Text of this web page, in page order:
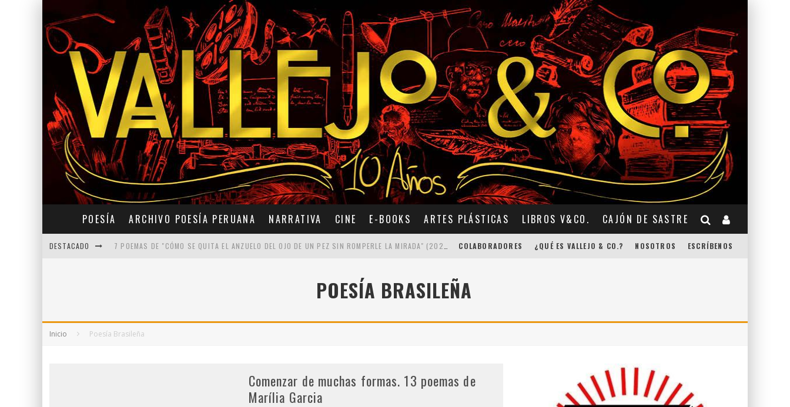
POESÍA ARCHIVO POESÍA PERUANA NARRATIVA CINE E-BOOKS ARTES PLÁSTICAS LIBROS V&CO. CAJÓN DE SASTRE
DESTACADO COLABORADORES ¿QUÉ ES VALLEJO & CO.? NOSOTROS ESCRÍBENOS
POESÍA BRASILEÑA
Inicio Poesía Brasileña
Comenzar de muchas formas. 13 poemas de
Marília Garcia